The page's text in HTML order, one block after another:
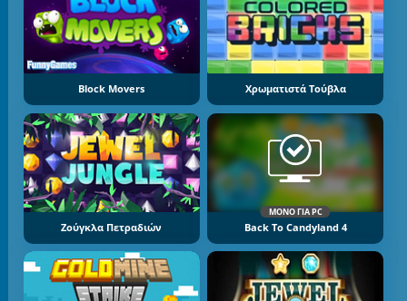
Block Movers Χρωματιστά Τούβλα
Ζούγκλα Πετραδιών
ΜΌΝΟ ΓΙΑ PC
Back To Candyland 4